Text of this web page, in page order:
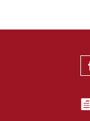
